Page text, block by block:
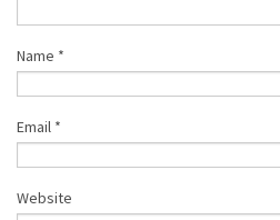
Name *
Email *
Website